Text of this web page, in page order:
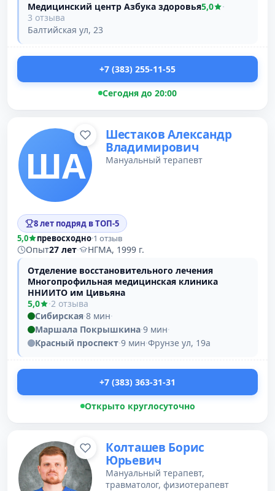
Медицинский центр Азбука здоровья5,0
·
3 отзыва
Балтийская ул, 23
+7 (383) 255-11-55
Сегодня до 20:00
ША
Шестаков Александр
Владимирович
Мануальный терапевт
8 лет подряд в ТОП-5
5,0
превосходно·1 отзыв
Опыт27 лет·
НГМА, 1999 г.
Отделение восстановительного лечения
Многопрофильная медицинская клиника
ННИИТО им Цивьяна
5,0
·2 отзыва
Сибирская·8 мин·
Маршала Покрышкина·9 мин·
Красный проспект·9 мин·Фрунзе ул, 19а
+7 (383) 363-31-31
Открыто круглосуточно
Колташев Борис
Юрьевич
Мануальный терапевт,
травматолог, физиотерапевт